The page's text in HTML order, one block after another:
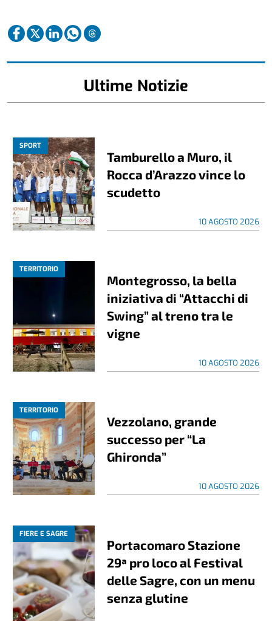
Ultime Notizie
SPORT
Tamburello a Muro, il
Rocca d’Arazzo vince lo
scudetto
10 AGOSTO 2026
TERRITORIO
Montegrosso, la bella
iniziativa di “Attacchi di
Swing” al treno tra le
vigne
10 AGOSTO 2026
TERRITORIO
Vezzolano, grande
successo per “La
Ghironda”
10 AGOSTO 2026
FIERE E SAGRE
Portacomaro Stazione
29ª pro loco al Festival
delle Sagre, con un menu
senza glutine